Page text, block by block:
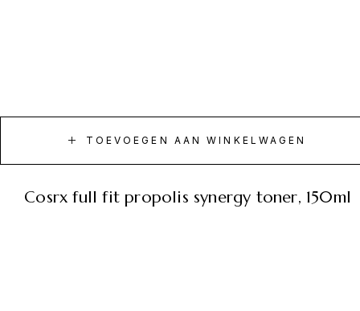
TOEVOEGEN AAN WINKELWAGEN
cosrx full fit propolis synergy toner, 150ml